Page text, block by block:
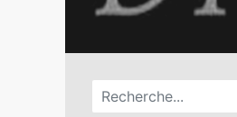
Menu principal